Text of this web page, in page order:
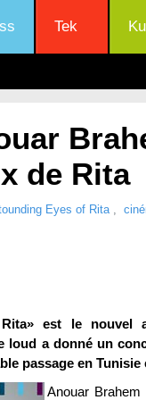
Tek
de Rita
Eyes of Rita ,
est le nouvel
loud a donné un
passage en Tunisie
Anouar